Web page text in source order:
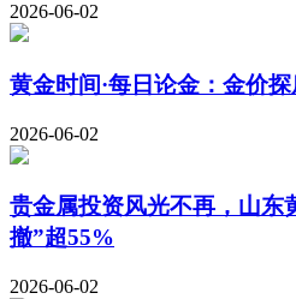
2026-06-02
黄金时间·每日论金：金价
2026-06-02
贵金属投资风光不再，山东
撤”超55%
2026-06-02